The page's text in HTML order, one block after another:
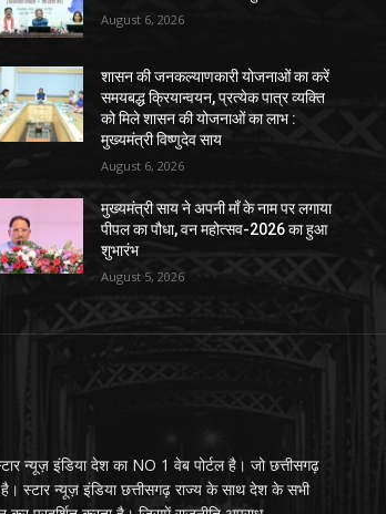
August 6, 2026
शासन की जनकल्याणकारी योजनाओं का करें
समयबद्ध क्रियान्वयन, प्रत्येक पात्र व्यक्ति
को मिले शासन की योजनाओं का लाभ :
मुख्यमंत्री विष्णुदेव साय
August 6, 2026
मुख्यमंत्री साय ने अपनी माँ के नाम पर लगाया
पीपल का पौधा, वन महोत्सव-2026 का हुआ
शुभारंभ
August 5, 2026
न्यूज़ इंडिया देश का NO 1 वेब पोर्टल है। जो छत्तीसगढ़
है। स्टार न्यूज़ इंडिया छत्तीसगढ़ राज्य के साथ देश के सभी